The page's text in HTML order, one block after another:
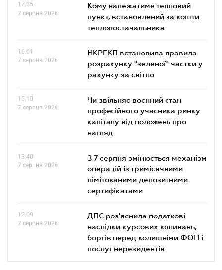
17.05
7 серпня 2026
Кому належатиме тепловий
пункт, встановлений за кошти
теплопостачальника
16.01
7 серпня 2026
НКРЕКП встановила правила
розрахунку "зеленої" частки у
рахунку за світло
15.10
7 серпня 2026
Чи звільняє воєнний стан
професійного учасника ринку
капіталу від положень про
нагляд
13.40
7 серпня 2026
З 7 серпня змінюється механізм
операцій із тримісячними
лімітованими депозитними
сертифікатами
12.09
7 серпня 2026
ДПС роз'яснила податкові
наслідки курсових коливань,
боргів перед колишніми ФОП і
послуг нерезидентів